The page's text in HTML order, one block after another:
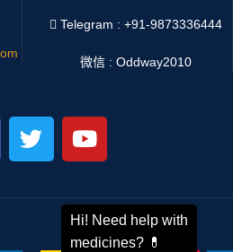
Telegram : +91-9873336444
微信 : Oddway2010
运输系统：